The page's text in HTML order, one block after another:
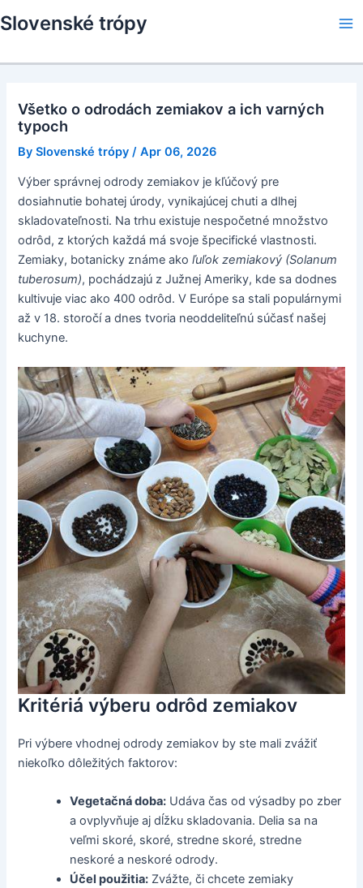
to
Slovenské trópy
Všetko o odrodách zemiakov a ich varných
typoch
BySlovenské trópy /Apr 06, 2026
Výber správnej odrody zemiakov je kľúčový pre
dosiahnutie bohatej úrody, vynikajúcej chuti a dlhej
skladovateľnosti. Na trhu existuje nespočetné množstvo
odrôd, z ktorých každá má svoje špecifické vlastnosti.
Zemiaky, botanicky známe akoľuľok zemiakový (Solanum
tuberosum), pochádzajú z Južnej Ameriky, kde sa dodnes
kultivuje viac ako 400 odrôd. V Európe sa stali populárnymi
až v 18. storočí a dnes tvoria neoddeliteľnú súčasť našej
kuchyne.
Kritériá výberu odrôd zemiakov
Pri výbere vhodnej odrody zemiakov by ste mali zvážiť
niekoľko dôležitých faktorov:
Vegetačná doba: Udáva čas od výsadby po zber
a ovplyvňuje aj dĺžku skladovania. Delia sa na
veľmi skoré, skoré, stredne skoré, stredne
neskoré a neskoré odrody.
Účel použitia: Zvážte, či chcete zemiaky